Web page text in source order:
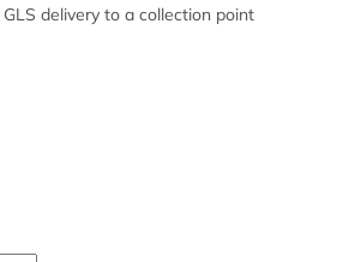
delivery to a collection point